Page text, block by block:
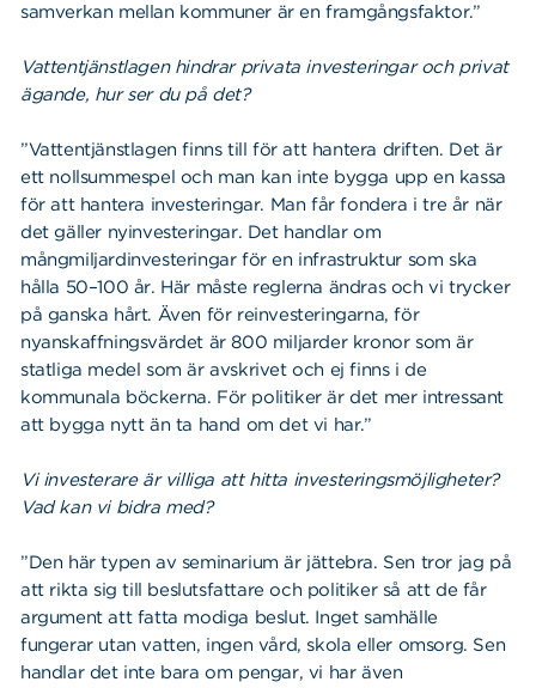
samverkan mellan kommuner är en framgångsfaktor.”
Vattentjänstlagen hindrar privata investeringar och privat
ägande, hur ser du på det?
”Vattentjänstlagen finns till för att hantera driften. Det är
ett nollsummespel och man kan inte bygga upp en kassa
för att hantera investeringar. Man får fondera i tre år när
det gäller nyinvesteringar. Det handlar om
mångmiljardinvesteringar för en infrastruktur som ska
hålla 50–100 år. Här måste reglerna ändras och vi trycker
på ganska hårt. Även för reinvesteringarna, för
nyanskaffningsvärdet är 800 miljarder kronor som är
statliga medel som är avskrivet och ej finns i de
kommunala böckerna. För politiker är det mer intressant
att bygga nytt än ta hand om det vi har.”
Vi investerare är villiga att hitta investeringsmöjligheter?
Vad kan vi bidra med?
”Den här typen av seminarium är jättebra. Sen tror jag på
att rikta sig till beslutsfattare och politiker så att de får
argument att fatta modiga beslut. Inget samhälle
fungerar utan vatten, ingen vård, skola eller omsorg. Sen
handlar det inte bara om pengar, vi har även